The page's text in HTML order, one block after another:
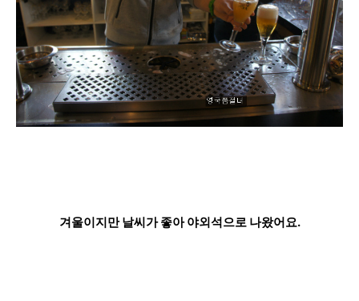
겨울이지만 날씨가 좋아 야외석으로 나왔어요.